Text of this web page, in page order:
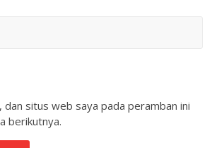
dan situs web saya pada peramban ini
berikutnya.